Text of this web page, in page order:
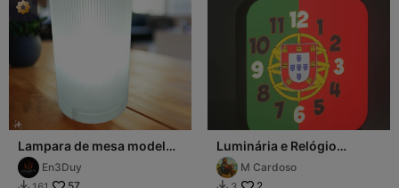
Lampara de mesa modelo
pantalla cristal
En3Duy
Luminária e Relógio
Bandeira de Portugal
M Cardoso